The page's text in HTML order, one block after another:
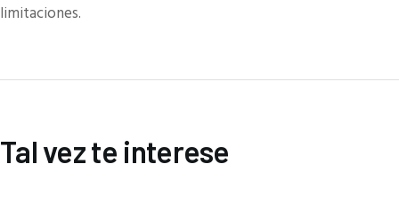
limitaciones.
Tal vez te interese